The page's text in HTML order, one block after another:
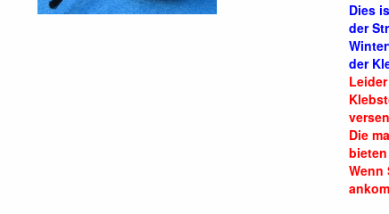
Dies
der
der
Die
Wenn